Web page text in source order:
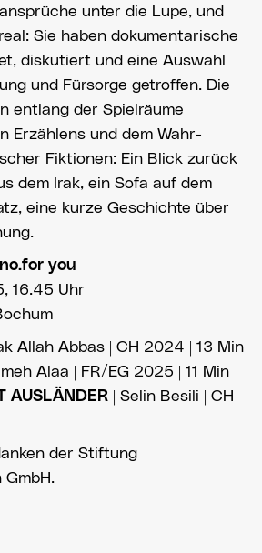
unter die Lupe, und
Sie haben dokumentarische
diskutiert und eine Auswahl
und Fürsorge getroffen. Die
entlang der Spielräume
Erzählens und dem Wahr-
Fiktionen: Ein Blick zurück
dem Irak, ein Sofa auf dem
eine kurze Geschichte über
you
16.45 Uhr
Allah Abbas | CH 2024 | 13 Min
Alaa | FR/EG 2025 | 11 Min
AUSLÄNDER | Selin Besili | CH
der Stiftung
GmbH.